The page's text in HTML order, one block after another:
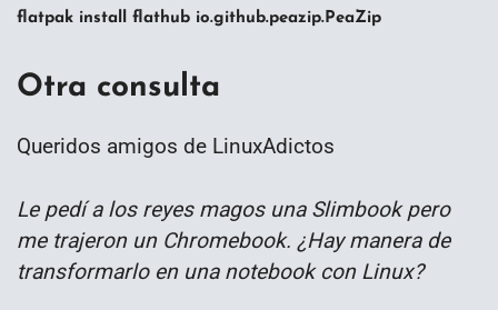
flatpak install flathub io.github.peazip.PeaZip
Otra consulta
Queridos amigos de LinuxAdictos
Le pedí a los reyes magos una Slimbook pero
me trajeron un Chromebook. ¿Hay manera de
transformarlo en una notebook con Linux?